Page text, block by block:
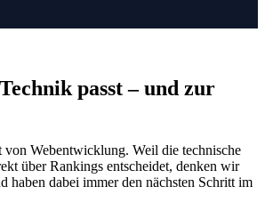
passt – und zur
Webentwicklung. Weil die technische
über Rankings entscheidet, denken wir
haben dabei immer den nächsten Schritt im